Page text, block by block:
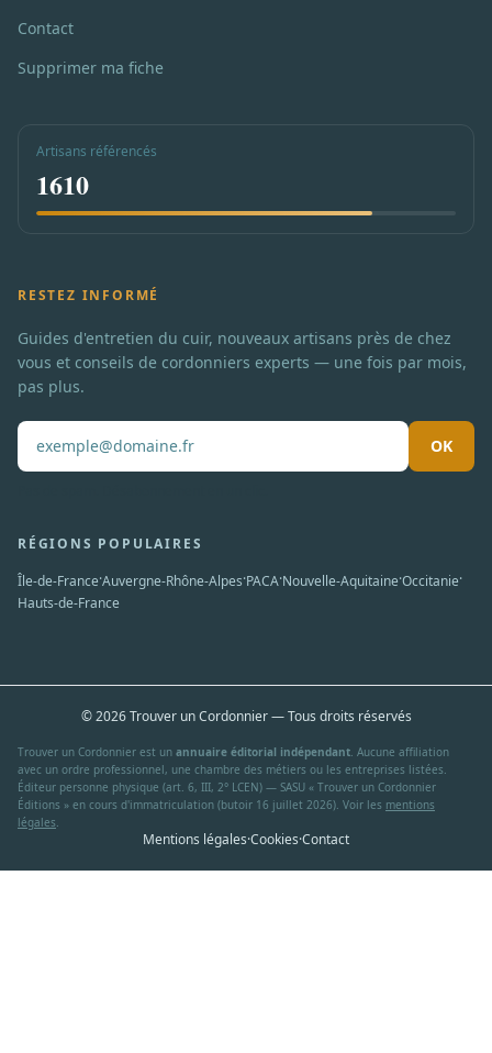
Contact
Supprimer ma fiche
Artisans référencés
1610
RESTEZ INFORMÉ
Guides d'entretien du cuir, nouveaux artisans près de chez
vous et conseils de cordonniers experts — une fois par mois,
pas plus.
OK
RÉGIONS POPULAIRES
Île-de-France·Auvergne-Rhône-Alpes·PACA·Nouvelle-Aquitaine·Occitanie·
Hauts-de-France
© 2026 Trouver un Cordonnier — Tous droits réservés
Trouver un Cordonnier est un annuaire éditorial indépendant. Aucune affiliation
avec un ordre professionnel, une chambre des métiers ou les entreprises listées.
Éditeur personne physique (art. 6, III, 2° LCEN) — SASU « Trouver un Cordonnier
Éditions » en cours d'immatriculation (butoir 16 juillet 2026). Voir les mentions
légales.
Mentions légales·Cookies·Contact